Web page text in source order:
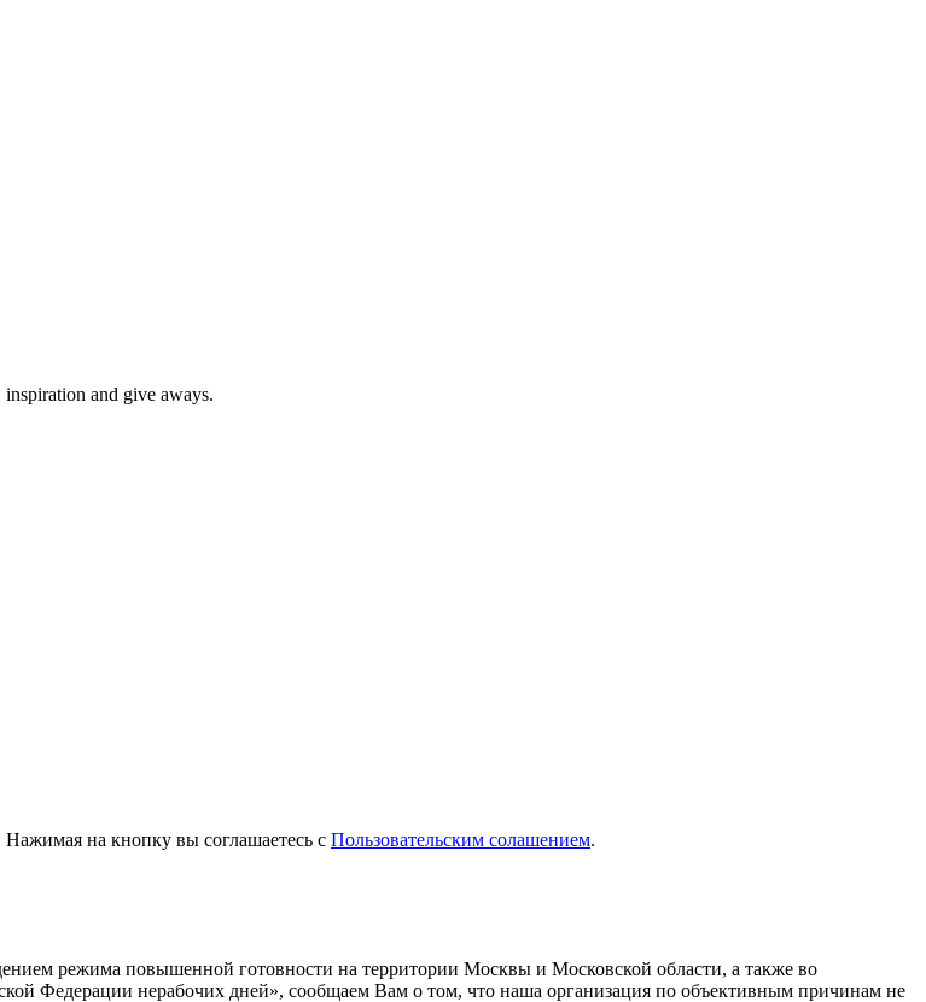
and give aways.
на кнопку вы соглашаетесь с Пользовательским солашением.
режима повышенной готовности на территории Москвы и Московской области, а также во
Федерации нерабочих дней», сообщаем Вам о том, что наша организация по объективным причинам не